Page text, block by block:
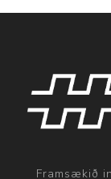
Framsækið